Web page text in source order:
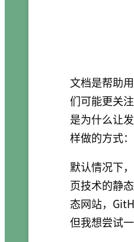
文档是帮助
们可能更关
是为什么让
样做的方式
默认情况下
页技术的静
态网站，
但我想尝试